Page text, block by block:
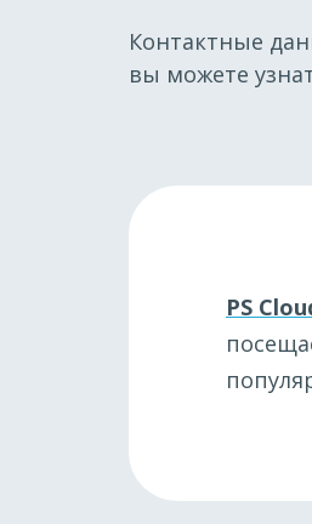
Контактные
вы можете
PS